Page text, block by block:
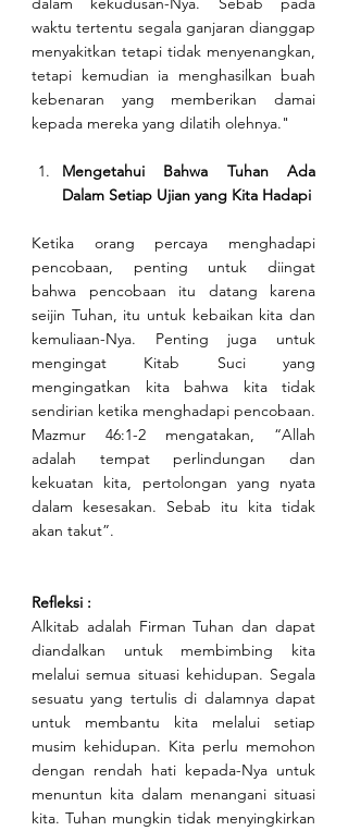
waktu tertentu segala ganjaran dianggap
menyakitkan tetapi tidak menyenangkan,
tetapi kemudian ia menghasilkan buah
kebenaran yang memberikan damai
kepada mereka yang dilatih olehnya."
Mengetahui Bahwa Tuhan Ada
Dalam Setiap Ujian yang Kita Hadapi
Ketika orang percaya menghadapi
pencobaan, penting untuk diingat
bahwa pencobaan itu datang karena
seijin Tuhan, itu untuk kebaikan kita dan
kemuliaan-Nya. Penting juga untuk
mengingat Kitab Suci yang
mengingatkan kita bahwa kita tidak
sendirian ketika menghadapi pencobaan.
Mazmur 46:1-2 mengatakan, “Allah
adalah tempat perlindungan dan
kekuatan kita, pertolongan yang nyata
dalam kesesakan. Sebab itu kita tidak
akan takut”.
Refleksi :
Alkitab adalah Firman Tuhan dan dapat
diandalkan untuk membimbing kita
melalui semua situasi kehidupan. Segala
sesuatu yang tertulis di dalamnya dapat
untuk membantu kita melalui setiap
musim kehidupan. Kita perlu memohon
dengan rendah hati kepada-Nya untuk
menuntun kita dalam menangani situasi
kita. Tuhan mungkin tidak menyingkirkan